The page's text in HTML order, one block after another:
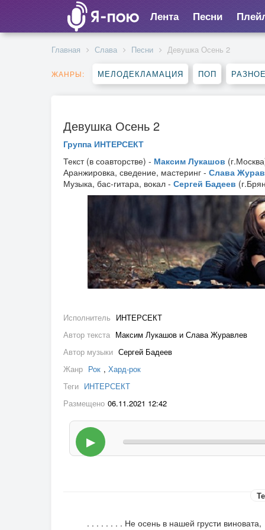
Лента Песни
Главная Слава Песни Девушка Осень 2
ЖАНРЫ: МЕЛОДЕКЛАМАЦИЯ ПОП РАЗНОЕ
Девушка Осень 2
Группа ИНТЕРСЕКТ
Текст (в соавторстве) - Максим Лукашов
Аранжировка, сведение, мастеринг - Слава
Музыка, бас-гитара, вокал - Сергей Бадеев
Исполнитель ИНТЕРСЕКТ
Автор текста Максим Лукашов и Слава Журавлев
Автор музыки Сергей Бадеев
Жанр Рок , Хард-рок
Теги ИНТЕРСЕКТ
Размещено 06.11.2021 12:42
▶
. . . . . . . . Не осень в нашей грусти виновата,